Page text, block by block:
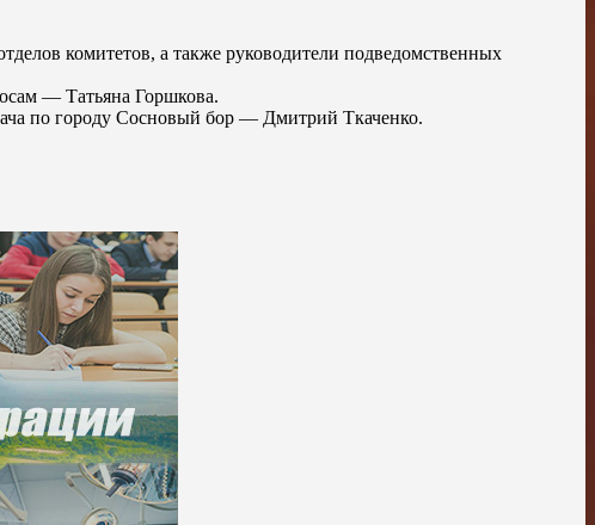
комитетов, а также руководители подведомственных
— Татьяна Горшкова.
по городу Сосновый бор — Дмитрий Ткаченко.